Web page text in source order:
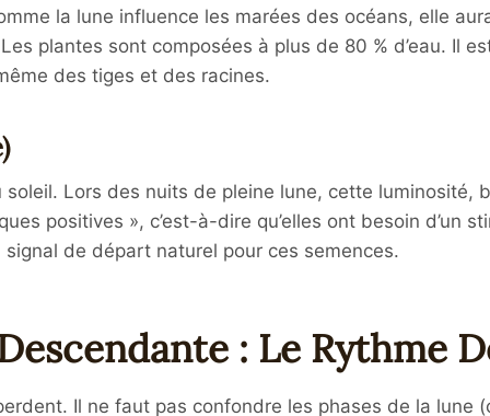
la lune influence les marées des océans, elle
plantes sont composées à plus de 80 % d’eau. Il
des tiges et des racines.
Lors des nuits de pleine lune, cette luminosité,
positives », c’est-à-dire qu’elles ont besoin d’un
de départ naturel pour ces semences.
: Le Rythme
Il ne faut pas confondre les phases de la